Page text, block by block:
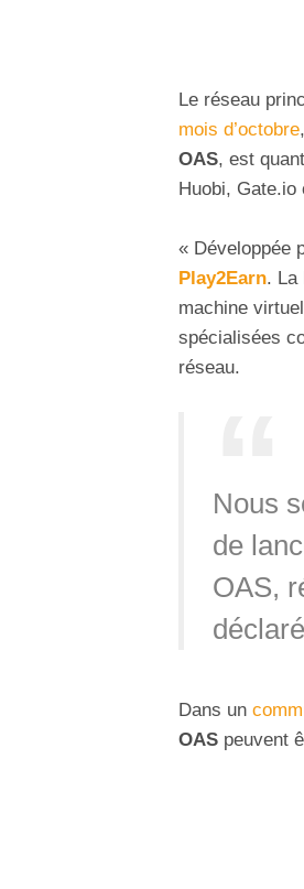
Le réseau
mois d’octobre
OAS, est
Huobi, Gate.io
« Développée
Play2Earn. La
machine
spécialisées
réseau.
Nous
de
OAS,
Dans un
OAS peuvent